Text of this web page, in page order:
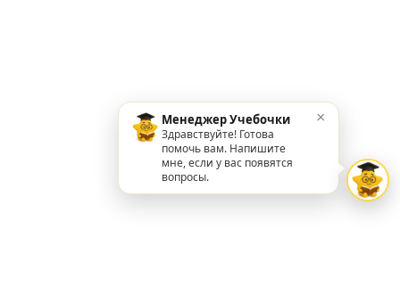
Менеджер Учебочки
Здравствуйте! Готова
помочь вам. Напишите
мне, если у вас появятся
вопросы.
×